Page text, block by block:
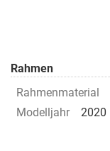
Rahmen
Rahmenmaterial
Modelljahr
2020